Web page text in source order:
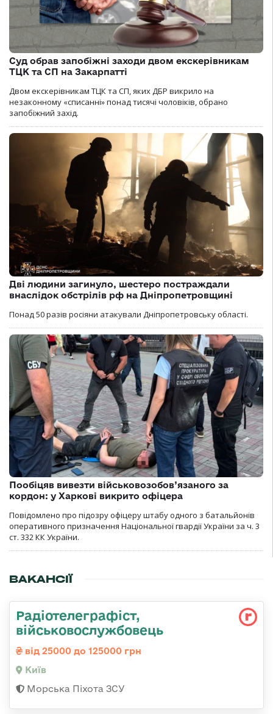
Суд обрав запобіжні заходи двом екскерівникам
ТЦК та СП на Закарпатті
Двом екскерівникам ТЦК та СП, яких ДБР викрило на
незаконному «списанні» понад тисячі чоловіків, обрано
запобіжний захід.
Дві людини загинуло, шестеро постраждали
внаслідок обстрілів рф на Дніпропетровщині
Понад 50 разів росіяни атакували Дніпропетровську області.
Пообіцяв вивезти військовозобов’язаного за
кордон: у Харкові викрито офіцера
Повідомлено про підозру офіцеру штабу одного з батальйонів
оперативного призначення Національної гвардії України за ч. 3
ст. 332 КК України.
ВАКАНСІЇ
Радіотелеграфіст,
військовослужбовець
від 25000 до 125000 грн
Київ
Морська Піхота ЗСУ